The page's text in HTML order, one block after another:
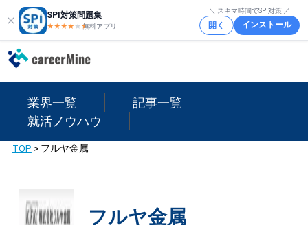
SPI対策問題集
★★★★ ★★
無料アプリ
＼ スキマ時間でSPI対策 ／
開く インストール
業界一覧
記事一覧
就活ノウハウ
TOP > フルヤ金属
フルヤ金属